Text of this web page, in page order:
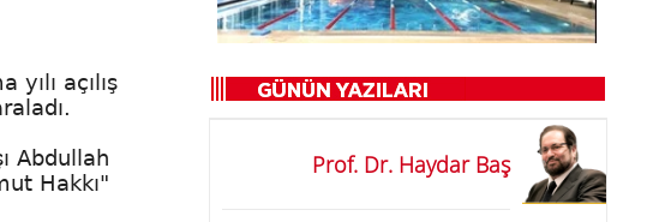
açılış
Abdullah
Hakkı"
Prof. Dr. Haydar Baş